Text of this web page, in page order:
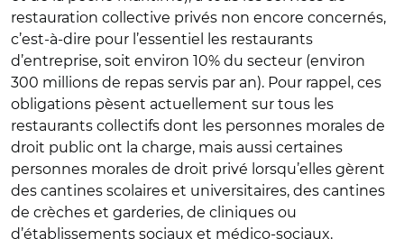
restauration collective privés non encore concernés,
c’est-à-dire pour l’essentiel les restaurants
d’entreprise, soit environ 10% du secteur (environ
300 millions de repas servis par an). Pour rappel, ces
obligations pèsent actuellement sur tous les
restaurants collectifs dont les personnes morales de
droit public ont la charge, mais aussi certaines
personnes morales de droit privé lorsqu’elles gèrent
des cantines scolaires et universitaires, des cantines
de crèches et garderies, de cliniques ou
d’établissements sociaux et médico-sociaux.